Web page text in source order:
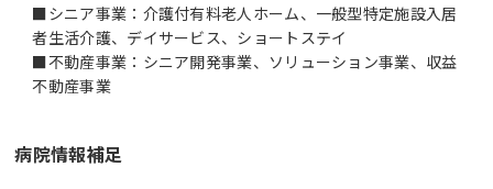
■シニア事業：介護付有料老人ホーム、一般型特定施設入居
者生活介護、デイサービス、ショートステイ
■不動産事業：シニア開発事業、ソリューション事業、収益
不動産事業
病院情報補足